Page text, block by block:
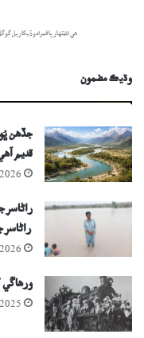
هي اشتهار پاڻمرادو ڏيکاريل
وڌيڪ مضمون
جڏھن
قديم
راڻاسر
ورھاڱي